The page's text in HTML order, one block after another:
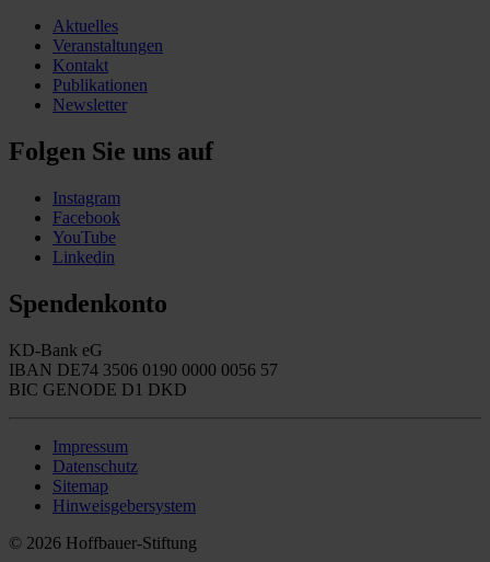
Aktuelles
Veranstaltungen
Kontakt
Publikationen
Newsletter
Folgen Sie uns auf
Instagram
Facebook
YouTube
Linkedin
Spendenkonto
KD-Bank eG
IBAN DE74 3506 0190 0000 0056 57
BIC GENODE D1 DKD
Impressum
Datenschutz
Sitemap
Hinweisgebersystem
© 2026 Hoffbauer-Stiftung